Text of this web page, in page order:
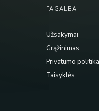
PAGALBA
Užsakymai
Grąžinimas
Privatumo politika
Taisyklės